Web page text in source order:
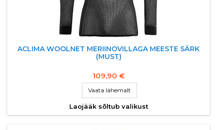
ACLIMA WOOLNET MERIINOVILLAGA MEESTE SÄRK
(MUST)
109,90 €
Vaata lähemalt
Laojääk sõltub valikust